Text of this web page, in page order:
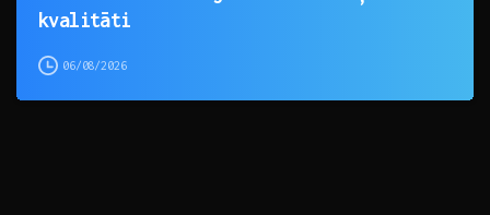
kvalitāti
06/08/2026